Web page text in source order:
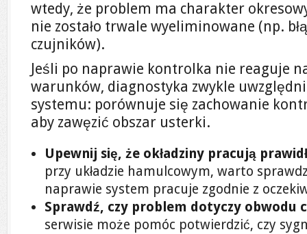
wtedy, że problem ma charakter
nie zostało trwale wyeliminowane (np.
czujników).
Jeśli po naprawie kontrolka nie reaguje
warunków, diagnostyka zwykle
systemu: porównuje się zachowanie
aby zawęzić obszar usterki.
Upewnij się, że okładziny pracują
przy układzie hamulcowym, warto
naprawie system pracuje zgodnie z
Sprawdź, czy problem dotyczy obwodu
serwisie może pomóc potwierdzić, czy